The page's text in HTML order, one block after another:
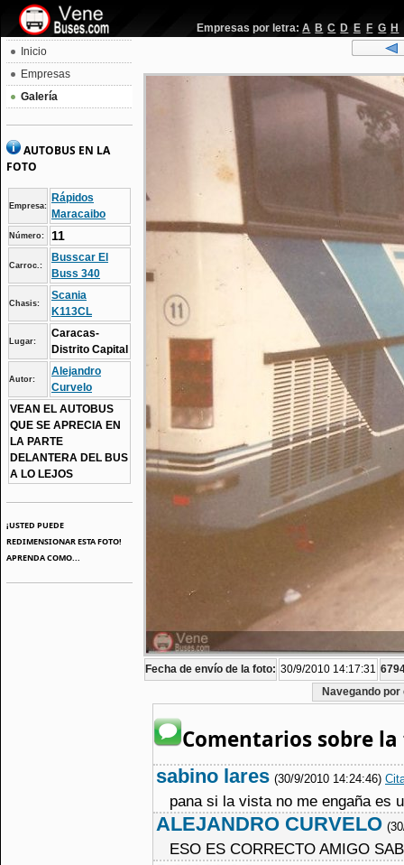
Empresas por letra: A B C D E F G H
Inicio
Empresas
Galería
AUTOBUS EN LA
FOTO
Empresa:
Rápidos
Maracaibo
Número: 11
Carroc.:
Busscar El
Buss 340
Chasis:
Scania
K113CL
Lugar:
Caracas-
Distrito Capital
Autor:
Alejandro
Curvelo
VEAN EL AUTOBUS
QUE SE APRECIA EN
LA PARTE
DELANTERA DEL BUS
A LO LEJOS
¡USTED PUEDE
REDIMENSIONAR ESTA FOTO!
APRENDA COMO...
Fecha de envío de la foto: 30/9/2010 14:17:31
Navegando
Comentarios sobre
sabino lares (30/9/2010 14:24:46)
pana si la vista no me engaña es
ALEJANDRO CURVELO
ESO ES CORRECTO AMIGO